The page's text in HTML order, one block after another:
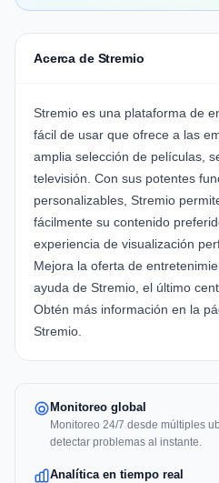
Acerca de Stremio
Stremio es una plataforma de
fácil de usar que ofrece a las
amplia selección de películas,
televisión. Con sus potentes
personalizables, Stremio
fácilmente su contenido
experiencia de visualización
Mejora la oferta de
ayuda de Stremio, el último
Obtén más información en la
Stremio.
Monitoreo global
Monitoreo 24/7 desde múltiples
detectar problemas al instante.
Analítica en tiempo real